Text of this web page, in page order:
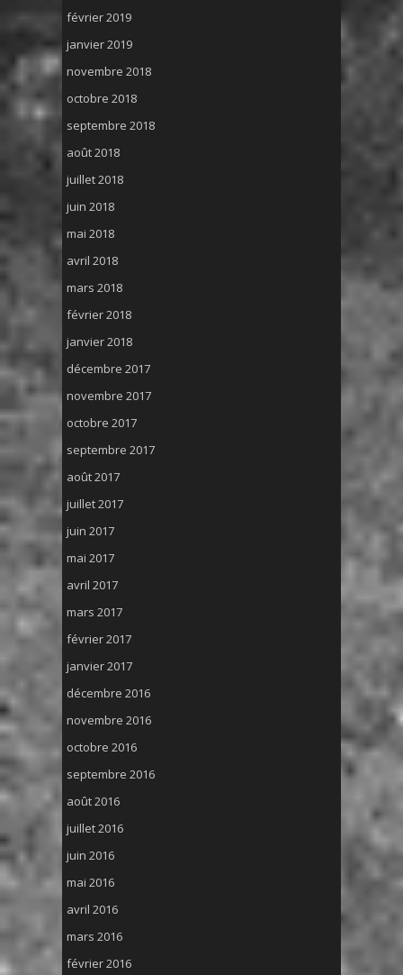
février 2019
janvier 2019
novembre 2018
octobre 2018
septembre 2018
août 2018
juillet 2018
juin 2018
mai 2018
avril 2018
mars 2018
février 2018
janvier 2018
décembre 2017
novembre 2017
octobre 2017
septembre 2017
août 2017
juillet 2017
juin 2017
mai 2017
avril 2017
mars 2017
février 2017
janvier 2017
décembre 2016
novembre 2016
octobre 2016
septembre 2016
août 2016
juillet 2016
juin 2016
mai 2016
avril 2016
mars 2016
février 2016